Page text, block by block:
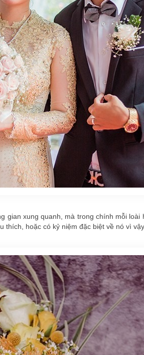
xung quanh, mà trong chính mỗi
hoặc có kỷ niệm đặc biệt về nó vì